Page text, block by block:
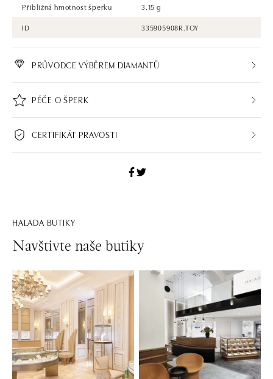
Přibližná hmotnost šperku
3.15 g
ID
335905908R.TOY
PRŮVODCE VÝBĚREM DIAMANTŮ
PÉČE O ŠPERK
CERTIFIKÁT PRAVOSTI
HALADA BUTIKY
Navštivte naše butiky